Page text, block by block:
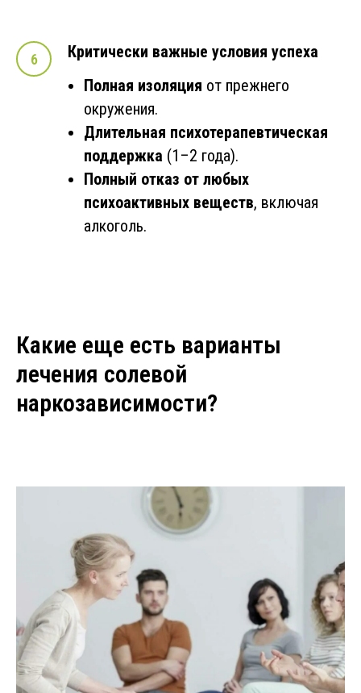
Критически важные условия успеха
Полная изоляция от прежнего
окружения.
Длительная психотерапевтическая
поддержка (1–2 года).
Полный отказ от любых
психоактивных веществ, включая
алкоголь.
Какие еще есть варианты
лечения солевой
наркозависимости?